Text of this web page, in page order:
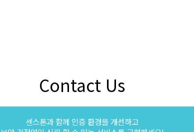
Contact Us
센스톤과 함께 인증 환경을 개선하고